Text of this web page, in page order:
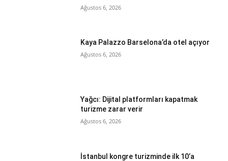
Ağustos 6, 2026
Kaya Palazzo Barselona’da otel açıyor
Ağustos 6, 2026
Yağcı: Dijital platformları kapatmak
turizme zarar verir
Ağustos 6, 2026
İstanbul kongre turizminde ilk 10’a